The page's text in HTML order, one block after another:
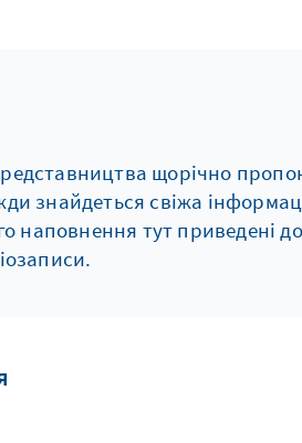
щорічно
знайдеться свіжа
наповнення тут приведені